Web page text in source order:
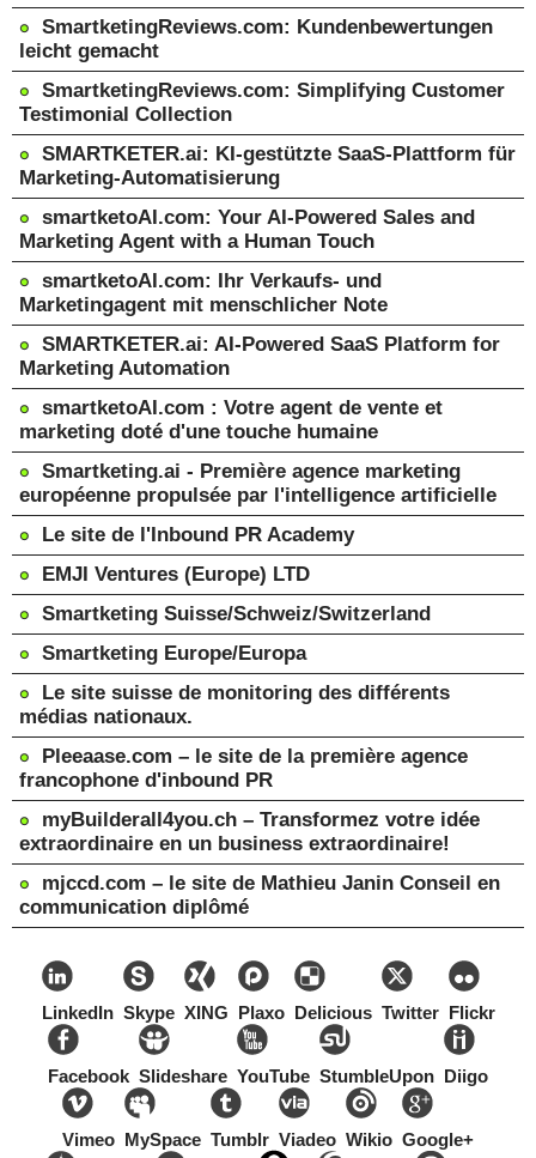
SmartketingReviews.com: Kundenbewertungen
leicht gemacht
SmartketingReviews.com: Simplifying Customer
Testimonial Collection
SMARTKETER.ai: KI-gestützte SaaS-Plattform für
Marketing-Automatisierung
smartketoAI.com: Your AI-Powered Sales and
Marketing Agent with a Human Touch
smartketoAI.com: Ihr Verkaufs- und
Marketingagent mit menschlicher Note
SMARTKETER.ai: AI-Powered SaaS Platform for
Marketing Automation
smartketoAI.com : Votre agent de vente et
marketing doté d'une touche humaine
Smartketing.ai - Première agence marketing
européenne propulsée par l'intelligence artificielle
Le site de l'Inbound PR Academy
EMJI Ventures (Europe) LTD
Smartketing Suisse/Schweiz/Switzerland
Smartketing Europe/Europa
Le site suisse de monitoring des différents
médias nationaux.
Pleeaase.com – le site de la première agence
francophone d'inbound PR
myBuilderall4you.ch – Transformez votre idée
extraordinaire en un business extraordinaire!
mjccd.com – le site de Mathieu Janin Conseil en
communication diplômé
LinkedIn Skype XING Plaxo Delicious Twitter Flickr
Facebook Slideshare YouTube StumbleUpon Diigo
Vimeo MySpace Tumblr Viadeo Wikio Google+